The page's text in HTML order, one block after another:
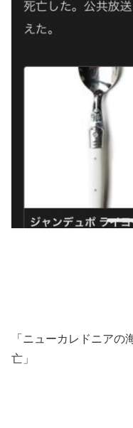
「ニューカレドニア
亡」